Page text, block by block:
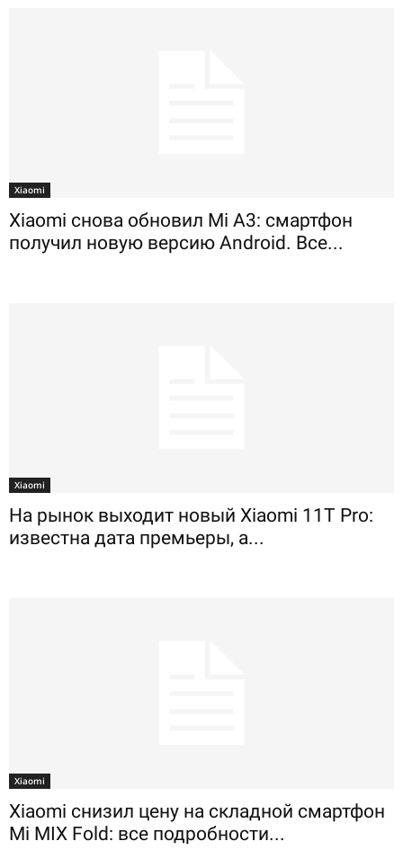
Xiaomi
Xiaomi снова обновил Mi A3: смартфон
получил новую версию Android. Все...
Xiaomi
На рынок выходит новый Xiaomi 11T Pro:
известна дата премьеры, а...
Xiaomi
Xiaomi снизил цену на складной смартфон
Mi MIX Fold: все подробности...